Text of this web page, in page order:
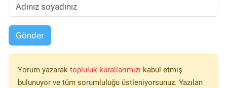
Gönder
Yorum yazarak topluluk kurallarımızı kabul etmiş
bulunuyor ve tüm sorumluluğu üstleniyorsunuz. Yazılan